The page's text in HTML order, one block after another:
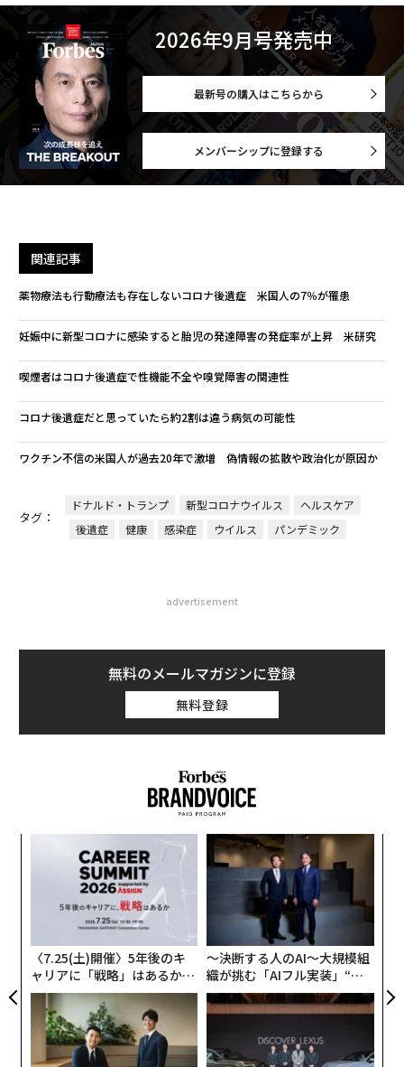
2026年9月号発売中
最新号の購入はこちらから
メンバーシップに登録する
関連記事
薬物療法も行動療法も存在しないコロナ後遺症 米国人の7％が罹患
妊娠中に新型コロナに感染すると胎児の発達障害の発症率が上昇 米研究
喫煙者はコロナ後遺症で性機能不全や嗅覚障害の関連性
コロナ後遺症だと思っていたら約2割は違う病気の可能性
ワクチン不信の米国人が過去20年で激増 偽情報の拡散や政治化が原因か
タグ：
ドナルド・トランプ 新型コロナウイルス
ヘルスケア
後遺症
健康 感染症 ウイルス パンデミック
advertisement
無料のメールマガジンに登録
無料登録
〈7.25(土)開催〉5年後のキ
ャリアに「戦略」はあるか。
トップエグゼクティブのキャ
リアに触れる1日│CAREER S
UMMIT 2026
〜決断する人のAI〜大規模組
織が挑む「AIフル実装」“使
う”企業から“動く”企業へ【N
TTドコモビジネス×PwC】